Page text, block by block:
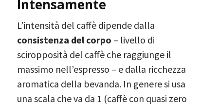
Intensamente
L’intensità del caffè dipende dalla
consistenza del corpo – livello di
sciropposità del caffè che raggiunge il
massimo nell’espresso – e dalla ricchezza
aromatica della bevanda. In genere si usa
una scala che va da 1 (caffè con quasi zero